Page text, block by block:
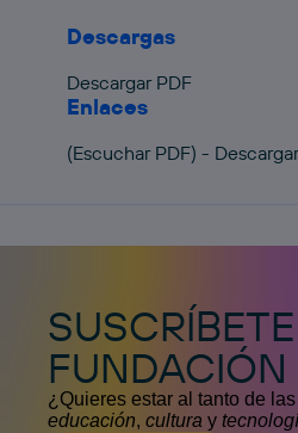
Descargas
Descargar PDF
Enlaces
(Escuchar PDF) -
FUNDACIÓN
¿Quieres estar al tanto de
educación, cultura y